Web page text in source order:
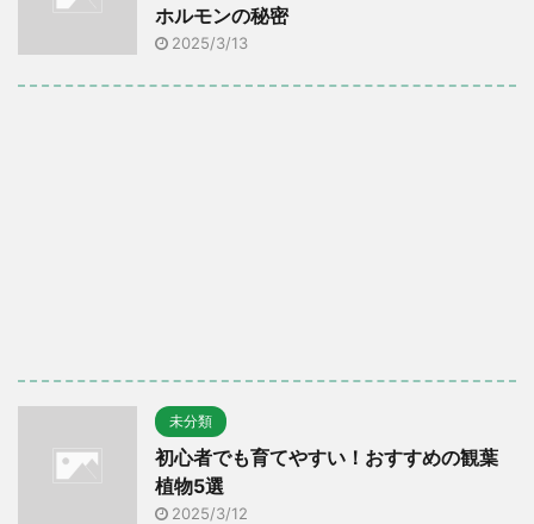
ホルモンの秘密
2025/3/13
未分類
初心者でも育てやすい！おすすめの観葉
植物5選
2025/3/12